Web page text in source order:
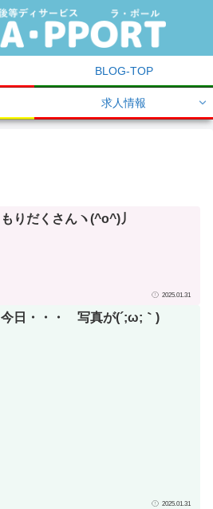
BLOG-TOP
求人情報
もりだくさんヽ(^o^)丿
2025.01.31
今日・・・ 写真が(´;ω;｀)
2025.01.31